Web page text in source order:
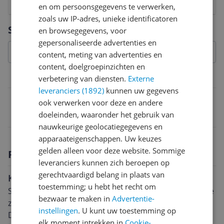
Specificaties
Belangrijkste kenmerken
3148511166857
Productomschrijving
Kenmerken:
Sterke schacht met gespleten ring die om de buitenste
zeskant gewikkeld is.
De splitring maakt ratelachtig werken mogelijk
8
7
6
5
4
3
2
Vraag 1 van 4
en om persoonsgegevens te verwerken,
zoals uw IP-adres, unieke identificatoren
en browsegegevens, voor
gepersonaliseerde advertenties en
content, meting van advertenties en
content, doelgroepinzichten en
verbetering van diensten. Externe
leveranciers (1892) kunnen uw gegevens
ook verwerken voor deze en andere
doeleinden, waaronder het gebruik van
nauwkeurige geolocatiegegevens en
apparaateigenschappen. Uw keuzes
gelden alleen voor deze website. Sommige
leveranciers kunnen zich beroepen op
gerechtvaardigd belang in plaats van
toestemming; u hebt het recht om
bezwaar te maken inAdvertentie-
instellingen. U kunt uw toestemming op